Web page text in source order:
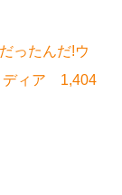
ったんだ!ウ
ディア 1,404